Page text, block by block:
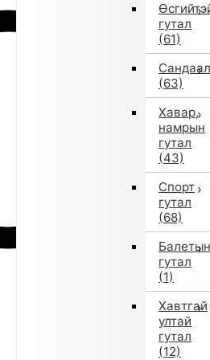
гутал
(61)
Сандаал
(63)
Хавар,
намрын
гутал
(43)
Спорт
гутал
(68)
Балетын
гутал
(1)
Хавтгай
ултай
гутал
(12)